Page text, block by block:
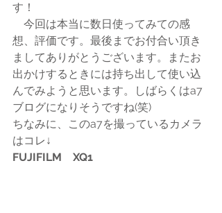
す！
今回は本当に数日使ってみての感
想、評価です。最後までお付合い頂き
ましてありがとうございます。またお
出かけするときには持ち出して使い込
んでみようと思います。しばらくはa7
ブログになりそうですね(笑)
ちなみに、このa7を撮っているカメラ
はコレ↓
FUJIFILM　XQ1